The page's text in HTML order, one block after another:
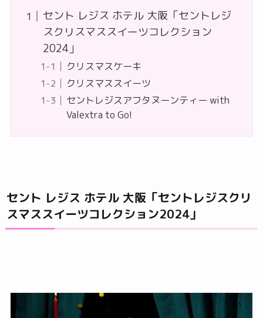
セント レジス ホテル 大阪「セントレジ
スクリスマススイーツコレクション
2024」
クリスマスケーキ
クリスマススイーツ
セントレジスアフタヌーンティー with
Valextra to Go!
セント レジス ホテル 大阪「セントレジスクリ
スマススイーツコレクション2024」